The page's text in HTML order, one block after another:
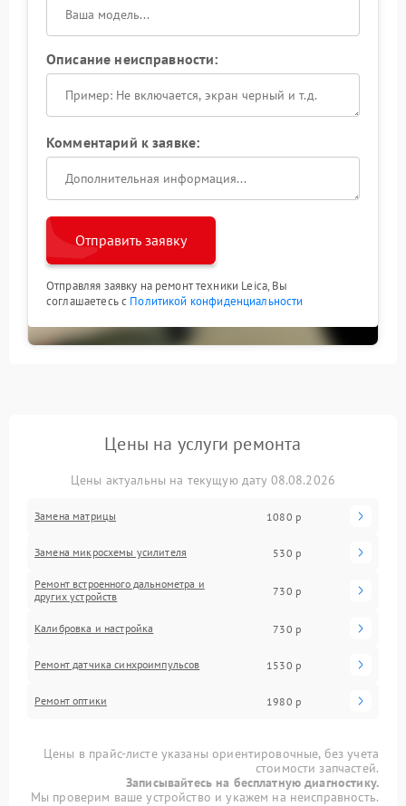
Описание неисправности:
Комментарий к заявке:
Отправить заявку
Отправляя заявку на ремонт техники Leica, Вы
соглашаетесь с Политикой конфиденциальности
Цены на услуги ремонта
Цены актуальны на текущую дату 08.08.2026
Замена матрицы 1080 р
Замена микросхемы усилителя 530 р
Ремонт встроенного дальнометра и
других устройств
730 р
Калибровка и настройка 730 р
Ремонт датчика синхроимпульсов 1530 р
Ремонт оптики 1980 р
Цены в прайс-листе указаны ориентировочные, без учета
стоимости запчастей.
Записывайтесь на бесплатную диагностику.
Мы проверим ваше устройство и укажем на неисправность.